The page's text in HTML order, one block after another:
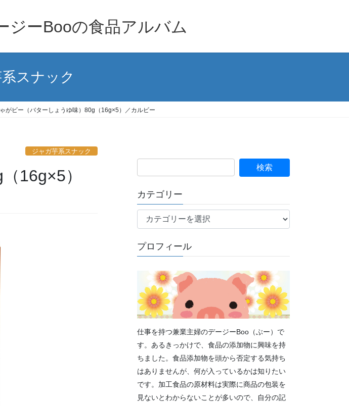
ジーBooの食品アルバム
スナック
がビー（バターしょうゆ味）80g（16g×5）／カルビー
ジャガ芋系スナック
16g×5）
カテゴリー
テ
リ
プロフィール
仕事を持つ兼業主婦のデージーBoo（ぶー）で
す。あるきっかけで、食品の添加物に興味を持
ちました。食品添加物を頭から否定する気持ち
はありませんが、何が入っているかは知りたい
です。加工食品の原材料は実際に商品の包装を
見ないとわからないことが多いので、自分の記